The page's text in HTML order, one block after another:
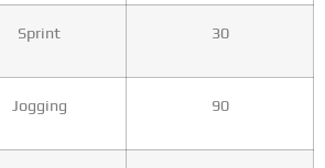
Sprint 30
Jogging 90